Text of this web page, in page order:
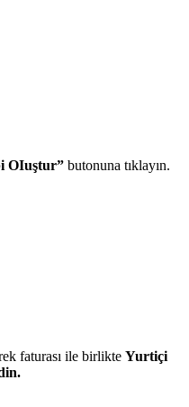
OIuştur” butonuna tıklayın.
faturası ile birlikte Yurtiçi